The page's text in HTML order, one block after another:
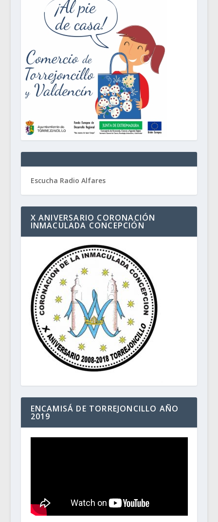
Escucha Radio Alfares
X ANIVERSARIO CORONACIÓN
INMACULADA CONCEPCIÓN
ENCAMISÁ DE TORREJONCILLO AÑO
2019